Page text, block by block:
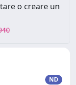
o creare un
ND